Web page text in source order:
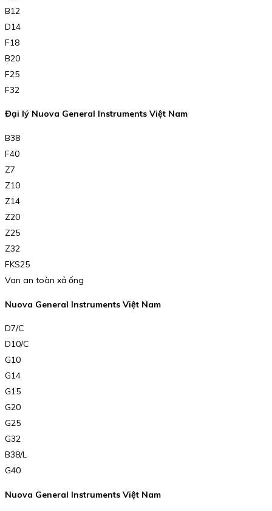
B12
D14
F18
B20
F25
F32
Đại lý Nuova General Instruments Việt Nam
B38
F40
Z7
Z10
Z14
Z20
Z25
Z32
FKS25
Van an toàn xả ống
Nuova General Instruments Việt Nam
D7/C
D10/C
G10
G14
G15
G20
G25
G32
B38/L
G40
Nuova General Instruments Việt Nam